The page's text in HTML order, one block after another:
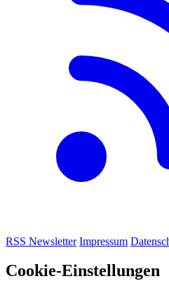
RSS Newsletter Impressum
Cookie-Einstellungen